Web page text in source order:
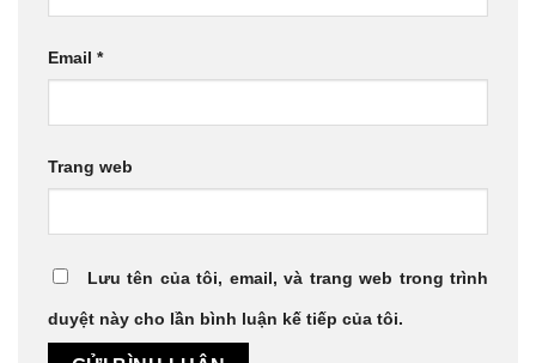
Email *
Trang web
Lưu tên của tôi, email, và trang web trong trình
duyệt này cho lần bình luận kế tiếp của tôi.